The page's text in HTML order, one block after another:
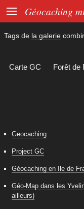
 Géocaching
Tags de la galerie
Carte GC Forêt de
Geocaching
Project GC
Géocaching en Ile de
Géo-Map dans les
ailleurs)